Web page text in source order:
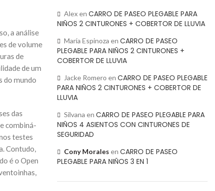
a análise
de volume
de
de um
do mundo
das
combiná-
testes
Contudo,
é o Open
Alexen CARRO DE PASEO PLEGABLE PARA
NIÑOS 2 CINTURONES + COBERTOR DE LLUVIA
María Espinoza en CARRO DE PASEO
PLEGABLE PARA NIÑOS 2 CINTURONES +
COBERTOR DE LLUVIA
Jacke Romero en CARRO DE PASEO PLEGABLE
PARA NIÑOS 2 CINTURONES + COBERTOR DE
LLUVIA
Silvana en CARRO DE PASEO PLEGABLE PARA
NIÑOS 4 ASIENTOS CON CINTURONES DE
SEGURIDAD
Cony Morales en CARRO DE PASEO
PLEGABLE PARA NIÑOS 3 EN 1